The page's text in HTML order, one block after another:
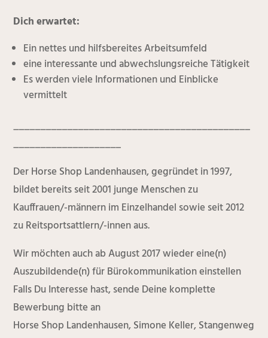
Dich erwartet:
Ein nettes und hilfsbereites Arbeitsumfeld
eine interessante und abwechslungsreiche Tätigkeit
Es werden viele Informationen und Einblicke
vermittelt
____________________________________________
____________________
Der Horse Shop Landenhausen, gegründet in 1997,
bildet bereits seit 2001 junge Menschen zu
Kauffrauen/-männern im Einzelhandel sowie seit 2012
zu Reitsportsattlern/-innen aus.
Wir möchten auch ab August 2017 wieder eine(n)
Auszubildende(n) für Bürokommunikation einstellen
Falls Du Interesse hast, sende Deine komplette
Bewerbung bitte an
Horse Shop Landenhausen, Simone Keller, Stangenweg